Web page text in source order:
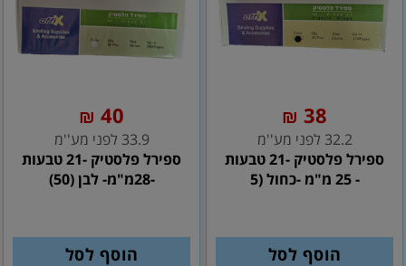
38
₪
32.2 לפני מע''מ
ספירל פלסטיק -21 טבעות
- 25 מ"מ -כחול (5
הוסף לסל
40
₪
33.9 לפני מע''מ
ספירל פלסטיק -21 טבעות
-28מ"מ- לבן (50)
הוסף לסל